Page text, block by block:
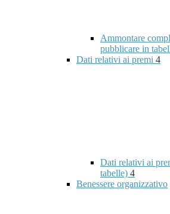
Ammontare
pubblicare in
Dati relativi ai premi 4
Dati relativi ai
tabelle) 4
Benessere organizzativo